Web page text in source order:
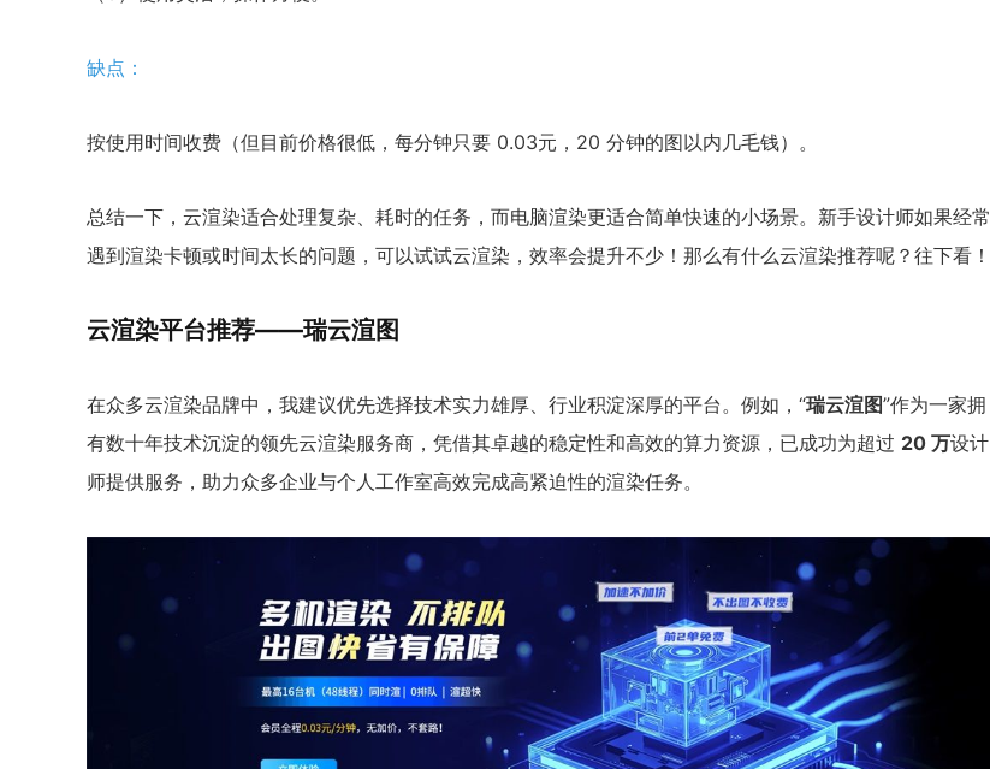
缺点：
按使用时间收费（但目前价格很低，每分钟只要 0.03元，20 分钟的图以内几毛钱）。
总结一下，云渲染适合处理复杂、耗时的任务，而电脑渲染更适合简单快速的小场景。新手设计师如果经常
遇到渲染卡顿或时间太长的问题，可以试试云渲染，效率会提升不少！那么有什么云渲染推荐呢？往下看！
云渲染平台推荐——瑞云渲图
在众多云渲染品牌中，我建议优先选择技术实力雄厚、行业积淀深厚的平台。例如，“瑞云渲图”作为一家拥
有数十年技术沉淀的领先云渲染服务商，凭借其卓越的稳定性和高效的算力资源，已成功为超过 20 万设计
师提供服务，助力众多企业与个人工作室高效完成高紧迫性的渲染任务。